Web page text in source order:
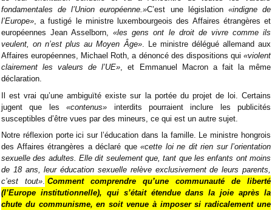
fondamentales de l’Union européenne.»C’est une législation «indigne de
l’Europe», a fustigé le ministre luxembourgeois des Affaires étrangères et
européennes Jean Asselborn,«les gens ont le droit de vivre comme ils
veulent, on n’est plus au Moyen Âge». Le ministre délégué allemand aux
Affaires européennes, Michael Roth, a dénoncé des dispositions qui «violent
clairement les valeurs de l’UE», et Emmanuel Macron a fait la même
déclaration.
Il est vrai qu’une ambiguïté existe sur la portée du projet de loi. Certains
jugent que les«contenus» interdits pourraient inclure les publicités
susceptibles d’être vues par des mineurs, ce qui est un autre sujet.
Notre réflexion porte ici sur l’éducation dans la famille. Le ministre hongrois
des Affaires étrangères a déclaré que «cette loi ne dit rien sur l’orientation
sexuelle des adultes. Elle dit seulement que, tant que les enfants ont moins
de 18 ans, leur éducation sexuelle relève exclusivement de leurs parents,
c’est tout» Comment comprendre qu’une communauté de liberté
(l’Europe institutionnelle), qui s’était étendue dans la joie après la
chute du communisme, en soit venue à imposer si radicalement une